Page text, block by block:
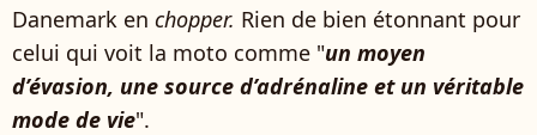
Danemark en chopper. Rien de bien étonnant pour
celui qui voit la moto comme "un moyen
d’évasion, une source d’adrénaline et un véritable
mode de vie".